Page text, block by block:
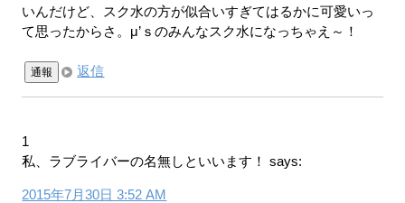
いんだけど、スク水の方が似合いすぎてはるかに可愛いっ
て思ったからさ。μ’ｓのみんなスク水になっちゃえ～！
通報 返信
1
私、ラブライバーの名無しといいます！
says:
2015年7月30日 3:52 AM